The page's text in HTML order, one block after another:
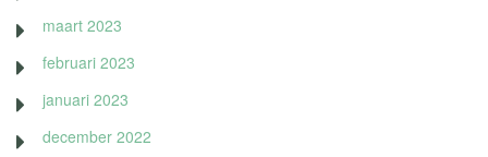
maart 2023
februari 2023
januari 2023
december 2022